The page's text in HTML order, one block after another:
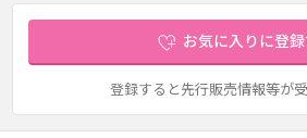
お気に入りに登
登録すると先行販売情報等が